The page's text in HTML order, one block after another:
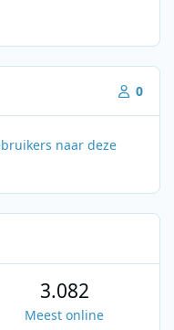
0
naar deze
3.082
Meest online